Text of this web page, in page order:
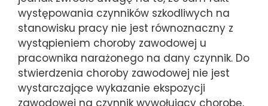
występowania czynników szkodliwych na
stanowisku pracy nie jest równoznaczny z
wystąpieniem choroby zawodowej u
pracownika narażonego na dany czynnik. Do
stwierdzenia choroby zawodowej nie jest
wystarczające wykazanie ekspozycji
zawodowej na czynnik wywołujący chorobę,